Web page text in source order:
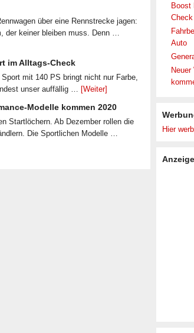
über eine Rennstrecke jagen:
der keiner bleiben muss. Denn …
im Alltags-Check
mit 140 PS bringt nicht nur Farbe,
unser auffällig … [Weiter]
Modelle kommen 2020
Startlöchern. Ab Dezember rollen die
Die Sportlichen Modelle …
Boost
Check
Auto
Hier
Anzeige